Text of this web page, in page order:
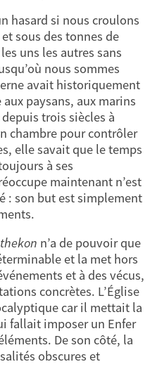
hasard si nous croulons
sous des tonnes de
uns les autres sans
nous sommes
avait historiquement
paysans, aux marins
trois siècles à
chambre pour contrôler
elle savait que le temps
à ses
maintenant n’est
: son but est simplement
n’a de pouvoir que
et la met hors
et à des vécus,
concrètes. L’Église
car il mettait la
fallait imposer un Enfer
De son côté, la
obscures et